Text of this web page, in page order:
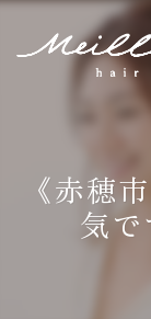
《赤穂
気